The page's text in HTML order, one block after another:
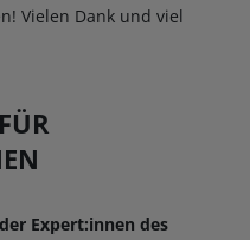
Vielen Dank und viel
Expert:innen des